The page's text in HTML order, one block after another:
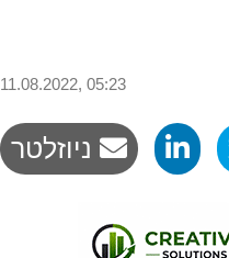
11.08.2022, 05:23